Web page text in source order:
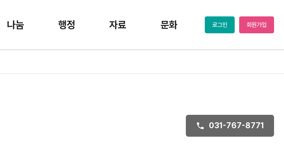
나눔 행정 자료 문화 로그인 회원가입
031-767-8771